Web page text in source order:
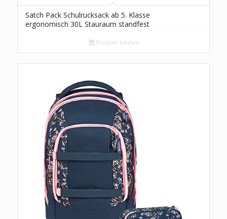
Satch Pack Schulrucksack ab 5. Klasse
ergonomisch 30L Stauraum standfest
Produkt kaufen